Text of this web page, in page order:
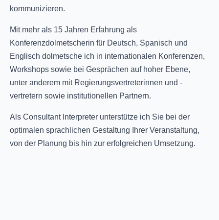
kommunizieren.
Mit mehr als 15 Jahren Erfahrung als
Konferenzdolmetscherin für Deutsch, Spanisch und
Englisch dolmetsche ich in internationalen Konferenzen,
Workshops sowie bei Gesprächen auf hoher Ebene,
unter anderem mit Regierungsvertreterinnen und -
vertretern sowie institutionellen Partnern.
Als Consultant Interpreter unterstütze ich Sie bei der
optimalen sprachlichen Gestaltung Ihrer Veranstaltung,
von der Planung bis hin zur erfolgreichen Umsetzung.